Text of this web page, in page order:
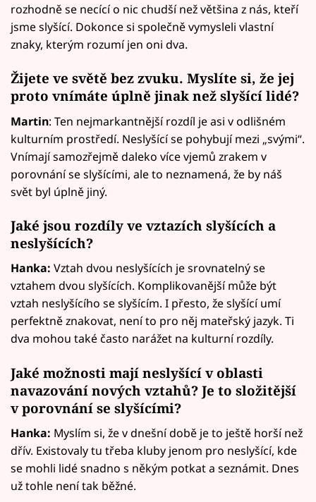
rozhodně se necící o nic chudší než většina z nás, kteří
jsme slyšící. Dokonce si společně vymysleli vlastní
znaky, kterým rozumí jen oni dva.
Žijete ve světě bez zvuku. Myslíte si, že jej
proto vnímáte úplně jinak než slyšící lidé?
Martin: Ten nejmarkantnější rozdíl je asi v odlišném
kulturním prostředí. Neslyšící se pohybují mezi „svými“.
Vnímají samozřejmě daleko více vjemů zrakem v
porovnání se slyšícími, ale to neznamená, že by náš
svět byl úplně jiný.
Jaké jsou rozdíly ve vztazích slyšících a
neslyšících?
Hanka: Vztah dvou neslyšících je srovnatelný se
vztahem dvou slyšících. Komplikovanější může být
vztah neslyšícího se slyšícím. I přesto, že slyšící umí
perfektně znakovat, není to pro něj mateřský jazyk. Ti
dva mohou také často narážet na kulturní rozdíly.
Jaké možnosti mají neslyšící v oblasti
navazování nových vztahů? Je to složitější
v porovnání se slyšícími?
Hanka: Myslím si, že v dnešní době je to ještě horší než
dřív. Existovaly tu třeba kluby jenom pro neslyšící, kde
se mohli lidé snadno s někým potkat a seznámit. Dnes
už tohle není tak běžné.